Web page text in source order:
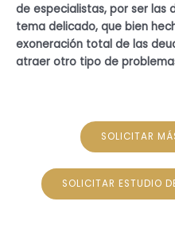
de especialistas, por ser las
tema delicado, que bien
exoneración total de las
atraer otro tipo de
SOLICITAR
SOLICITAR ESTUDIO